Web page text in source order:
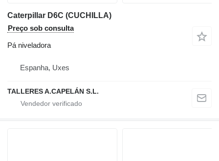
Caterpillar D6C (CUCHILLA)
Preço sob consulta
Pá niveladora
Espanha, Uxes
TALLERES A.CAPELÁN S.L.